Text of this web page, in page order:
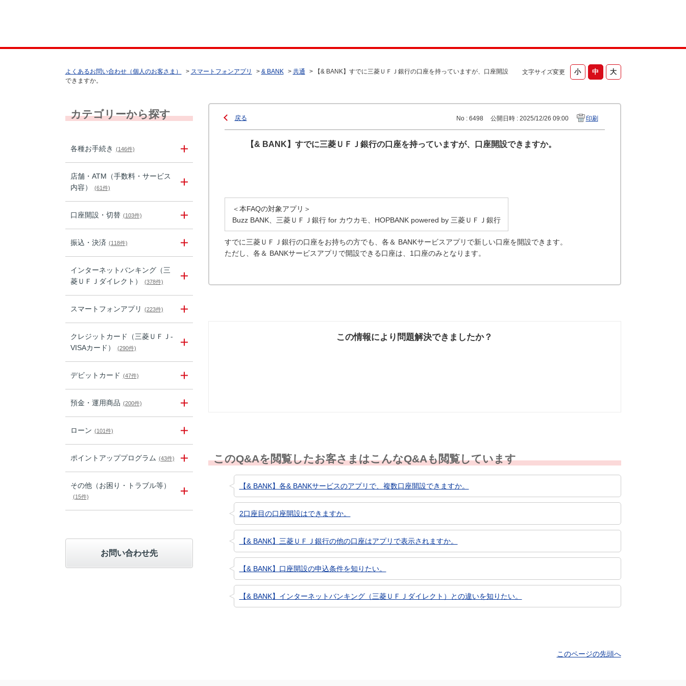
文字サイズ変更
よくあるお問い合わせ（個人のお客さま） > スマートフォンアプリ > & BANK > 共通 >
【& BANK】すでに三菱ＵＦＪ銀行の口座を持っていますが、口座開設
できますか。
カテゴリーから探す
各種お手続き (146件)
店舗・ATM（手数料・サービス
内容）
(61件)
口座開設・切替 (103件)
振込・決済 (118件)
インターネットバンキング（三
菱ＵＦＪダイレクト）
(378件)
スマートフォンアプリ (223件)
クレジットカード（三菱ＵＦＪ-
VISAカード）
(290件)
デビットカード (47件)
預金・運用商品 (200件)
ローン (101件)
ポイントアッププログラム (43件)
その他（お困り・トラブル等）
(15件)
お問い合わせ先
戻る No : 6498 公開日時 : 2025/12/26 09:00 印刷
【& BANK】すでに三菱ＵＦＪ銀行の口座を持っていますが、口座開設できますか。
＜本FAQの対象アプリ＞
Buzz BANK、三菱ＵＦＪ銀行 for カウカモ、HOPBANK powered by 三菱ＵＦＪ銀行
すでに三菱ＵＦＪ銀行の口座をお持ちの方でも、各＆ BANKサービスアプリで新しい口座を開設できます。
ただし、各＆ BANKサービスアプリで開設できる口座は、1口座のみとなります。
この情報により問題解決できましたか？
このQ&Aを閲覧したお客さまはこんなQ&Aも閲覧しています
【& BANK】各& BANKサービスのアプリで、複数口座開設できますか。
2口座目の口座開設はできますか。
【& BANK】三菱ＵＦＪ銀行の他の口座はアプリで表示されますか。
【& BANK】口座開設の申込条件を知りたい。
【& BANK】インターネットバンキング（三菱ＵＦＪダイレクト）との違いを知りたい。
このページの先頭へ